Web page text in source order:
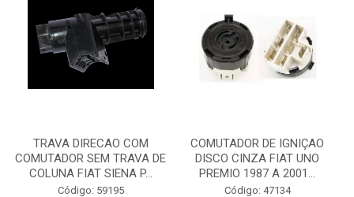
TRAVA DIRECAO COM
COMUTADOR SEM TRAVA DE
COLUNA FIAT SIENA P...
Código: 59195
COMUTADOR DE IGNIÇAO
DISCO CINZA FIAT UNO
PREMIO 1987 A 2001...
Código: 47134